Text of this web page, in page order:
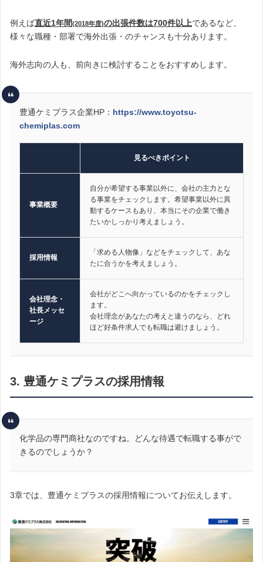
例えば直近1年間(2018年度)の出張件数は700件以上であるなど、
様々な職種・部署で海外出張・のチャンスも十分あります。
海外志向の人も、前向きに検討することをおすすめします。
豊通ケミプラス企業HP： https://www.toyotsu-
chemiplas.com
見るべきポイント
事業概要
自分が希望する事業以外に、会社の主力とな
る事業をチェックします。希望事業以外に異
動するケースもあり、本当にその企業で働き
たいかしっかり考えましょう。
採用情報
「求める人物像」などをチェックして、あな
たに合うかを考えましょう。
会社理念・
社長メッセ
ージ
会社がどこへ向かっているのかをチェックし
ます。
会社理念があなたの考えと違うのなら、どれ
ほど好条件求人でも転職は避けましょう。
3. 豊通ケミプラスの採用情報
化学品の専門商社なのですね。どんな待遇で転職する事がで
きるのでしょうか？
3章では、豊通ケミプラスの採用情報についてお伝えします。